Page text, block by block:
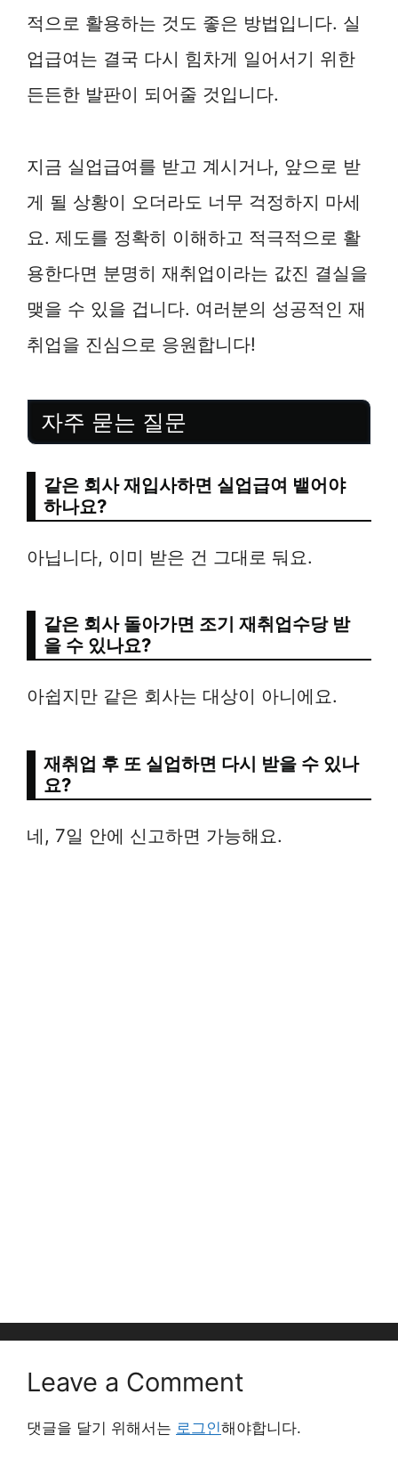
적으로 활용하는 것도 좋은 방법입니다. 실
업급여는 결국 다시 힘차게 일어서기 위한
든든한 발판이 되어줄 것입니다.
지금 실업급여를 받고 계시거나, 앞으로 받
게 될 상황이 오더라도 너무 걱정하지 마세
요. 제도를 정확히 이해하고 적극적으로 활
용한다면 분명히 재취업이라는 값진 결실을
맺을 수 있을 겁니다. 여러분의 성공적인 재
취업을 진심으로 응원합니다!
자주 묻는 질문
같은 회사 재입사하면 실업급여 뱉어야
하나요?
아닙니다, 이미 받은 건 그대로 둬요.
같은 회사 돌아가면 조기 재취업수당 받
을 수 있나요?
아쉽지만 같은 회사는 대상이 아니에요.
재취업 후 또 실업하면 다시 받을 수 있나
요?
네, 7일 안에 신고하면 가능해요.
Leave a Comment
댓글을 달기 위해서는 로그인해야합니다.